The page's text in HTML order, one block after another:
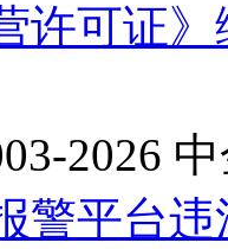
许可证
2026
警平台违